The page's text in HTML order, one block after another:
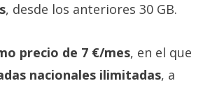
, desde los anteriores 30 GB.
precio de 7 €/mes, en el que
nacionales ilimitadas, a